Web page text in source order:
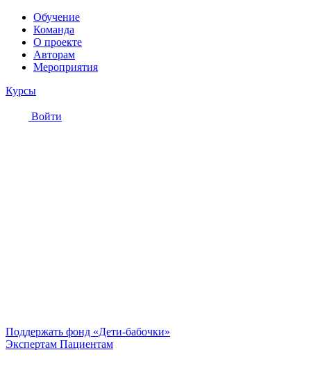
Обучение
Команда
О проекте
Авторам
Мероприятия
Курсы
Войти
Поддержать фонд «Дети-бабочки»
Экспертам Пациентам